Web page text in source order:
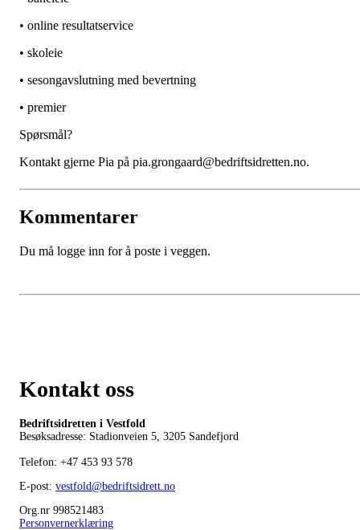
• online resultatservice
• skoleie
• sesongavslutning med bevertning
• premier
Spørsmål?
Kontakt gjerne Pia på pia.grongaard@bedriftsidretten.no.
Kommentarer
Du må logge inn for å poste i veggen.
Kontakt oss
Bedriftsidretten i Vestfold
Besøksadresse: Stadionveien 5, 3205 Sandefjord
Telefon: +47 453 93 578
E-post: vestfold@bedriftsidrett.no
Org.nr 998521483
Personvernerklæring